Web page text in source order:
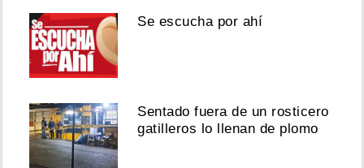
Se escucha por ahí
Sentado fuera de un rosticero
gatilleros lo llenan de plomo